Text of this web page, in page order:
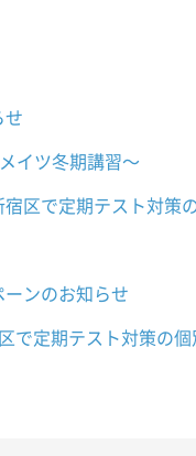
イツ冬期講習～
区で定期テスト対
ンのお知らせ
で定期テスト対策の